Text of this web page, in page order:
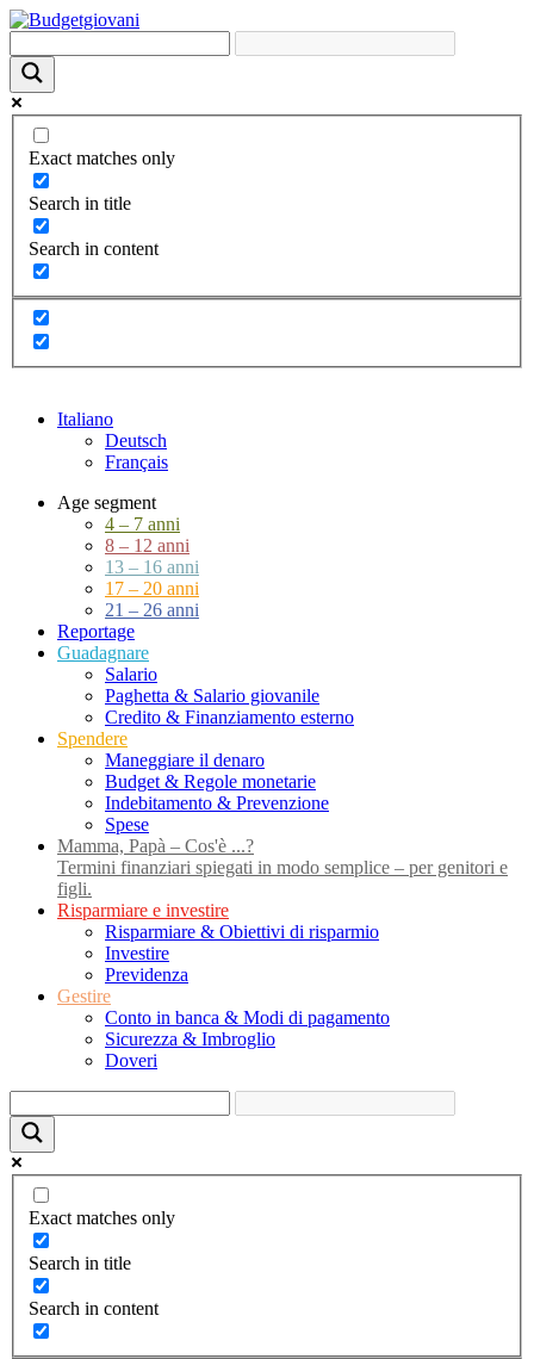
Exact matches only
Search in title
Search in content
Italiano
Deutsch
Français
Age segment
4 – 7 anni
8 – 12 anni
13 – 16 anni
17 – 20 anni
21 – 26 anni
Reportage
Guadagnare
Salario
Paghetta & Salario giovanile
Credito & Finanziamento esterno
Spendere
Maneggiare il denaro
Budget & Regole monetarie
Indebitamento & Prevenzione
Spese
Mamma, Papà – Cos'è ...?
Termini finanziari spiegati in modo semplice – per genitori e
figli.
Risparmiare e investire
Risparmiare & Obiettivi di risparmio
Investire
Previdenza
Gestire
Conto in banca & Modi di pagamento
Sicurezza & Imbroglio
Doveri
Exact matches only
Search in title
Search in content